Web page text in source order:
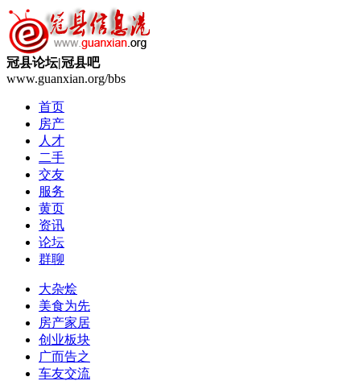
冠县论坛|冠县吧
www.guanxian.org/bbs
首页
房产
人才
二手
交友
服务
黄页
资讯
论坛
群聊
大杂烩
美食为先
房产家居
创业板块
广而告之
车友交流